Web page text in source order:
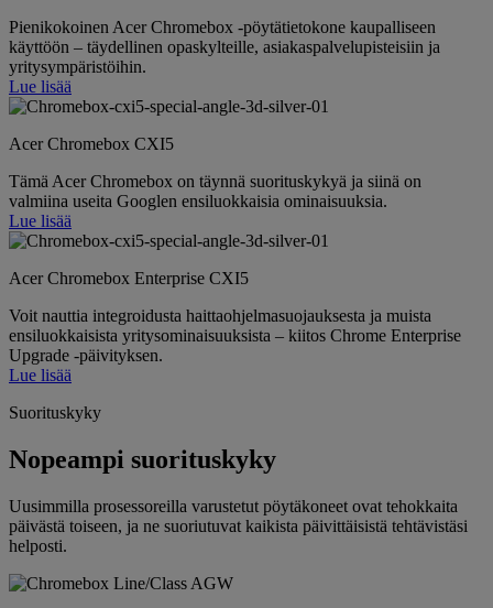
Pienikokoinen Acer Chromebox -pöytätietokone kaupalliseen
käyttöön – täydellinen opaskylteille, asiakaspalvelupisteisiin ja
yritysympäristöihin.
Lue lisää
Acer Chromebox CXI5
Tämä Acer Chromebox on täynnä suorituskykyä ja siinä on
valmiina useita Googlen ensiluokkaisia ominaisuuksia.
Lue lisää
Acer Chromebox Enterprise CXI5
Voit nauttia integroidusta haittaohjelmasuojauksesta ja muista
ensiluokkaisista yritysominaisuuksista – kiitos Chrome Enterprise
Upgrade -päivityksen.
Lue lisää
Suorituskyky
Nopeampi suorituskyky
Uusimmilla prosessoreilla varustetut pöytäkoneet ovat tehokkaita
päivästä toiseen, ja ne suoriutuvat kaikista päivittäisistä tehtävistäsi
helposti.